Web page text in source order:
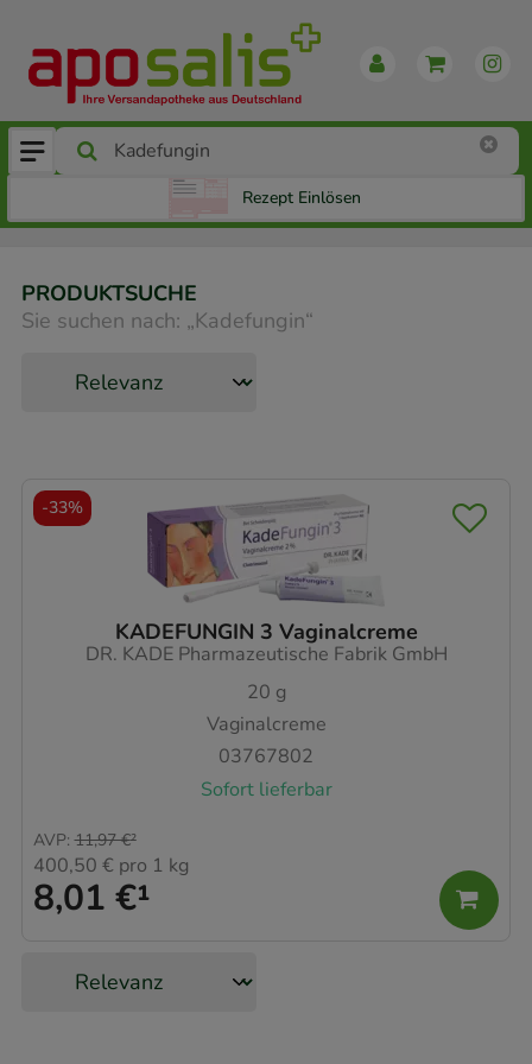
Rezept Einlösen
PRODUKTSUCHE
Sie suchen nach: „Kadefungin“
KADEFUNGIN 3 Vaginalcreme
DR. KADE Pharmazeutische Fabrik GmbH
20 g
Vaginalcreme
03767802
Sofort lieferbar
8,01 €¹
AVP: 11,97 €²
400,50 € pro 1 kg
-33%